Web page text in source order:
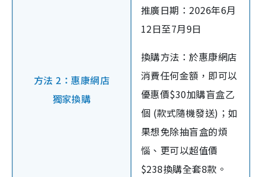
方法 2：惠康網店
獨家換購
推廣日期：2026年6月
12日至7月9日
換購方法：於惠康網店
消費任何金額，即可以
優惠價$30加購盲盒乙
個 (款式隨機發送)；如
果想免除抽盲盒的煩
惱、更可以超值價
$238換購全套8款。